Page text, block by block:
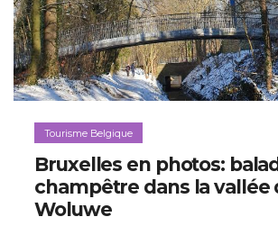
Tourisme Belgique
Bruxelles en photos:
champêtre dans la vallée
Woluwe